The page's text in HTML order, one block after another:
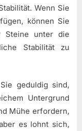
Wenn Sie
können Sie
Steine unter die
Stabilität zu
geduldig sind,
Untergrund
Mühe erfordern,
es lohnt sich,